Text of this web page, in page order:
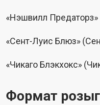
«Нэшвилл
«Сент-Луис Блюз»
«Чикаго Блэкхокс»
Формат